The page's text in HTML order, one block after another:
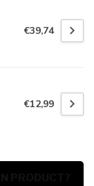
€39,74
€12,99